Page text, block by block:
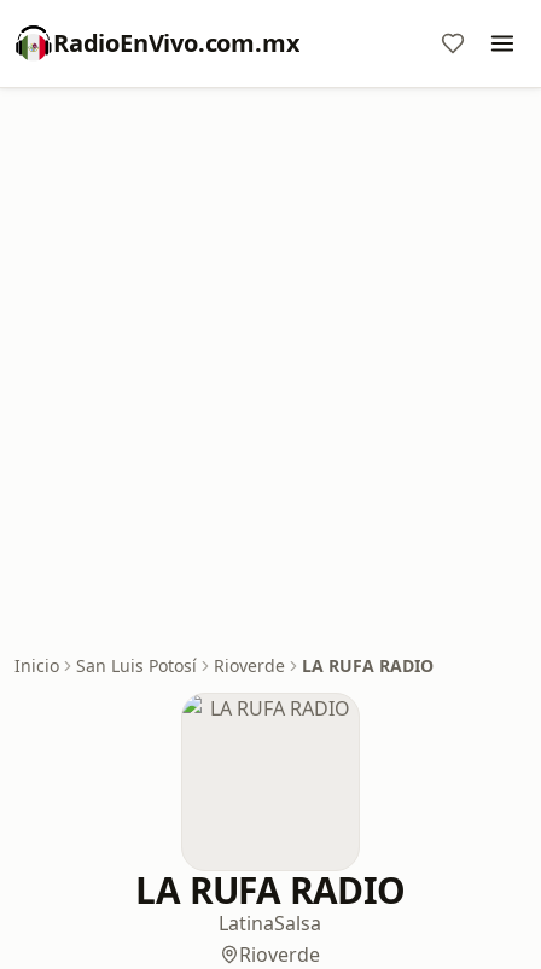
RadioEnVivo.com.mx
Inicio San Luis Potosí Rioverde LA RUFA RADIO
LA RUFA RADIO
LatinaSalsa
Rioverde